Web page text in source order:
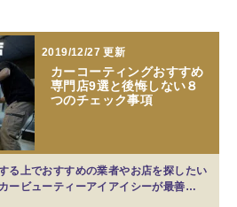
2019/12/27 更新
カーコーティングおすすめ
専門店9選と後悔しない８
つのチェック事項
る上でおすすめの業者やお店を探したい
ービューティーアイアイシーが最善…